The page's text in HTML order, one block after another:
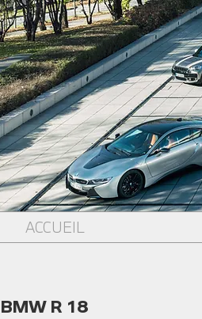
ACCUEIL
BMW R 18